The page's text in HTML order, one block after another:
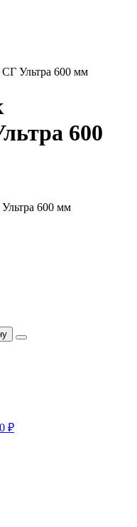
Ультра 600 мм
600
₽